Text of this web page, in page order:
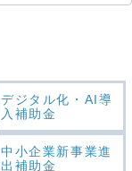
デジタル化・AI導
入補助金
中小企業新事業進
出補助金